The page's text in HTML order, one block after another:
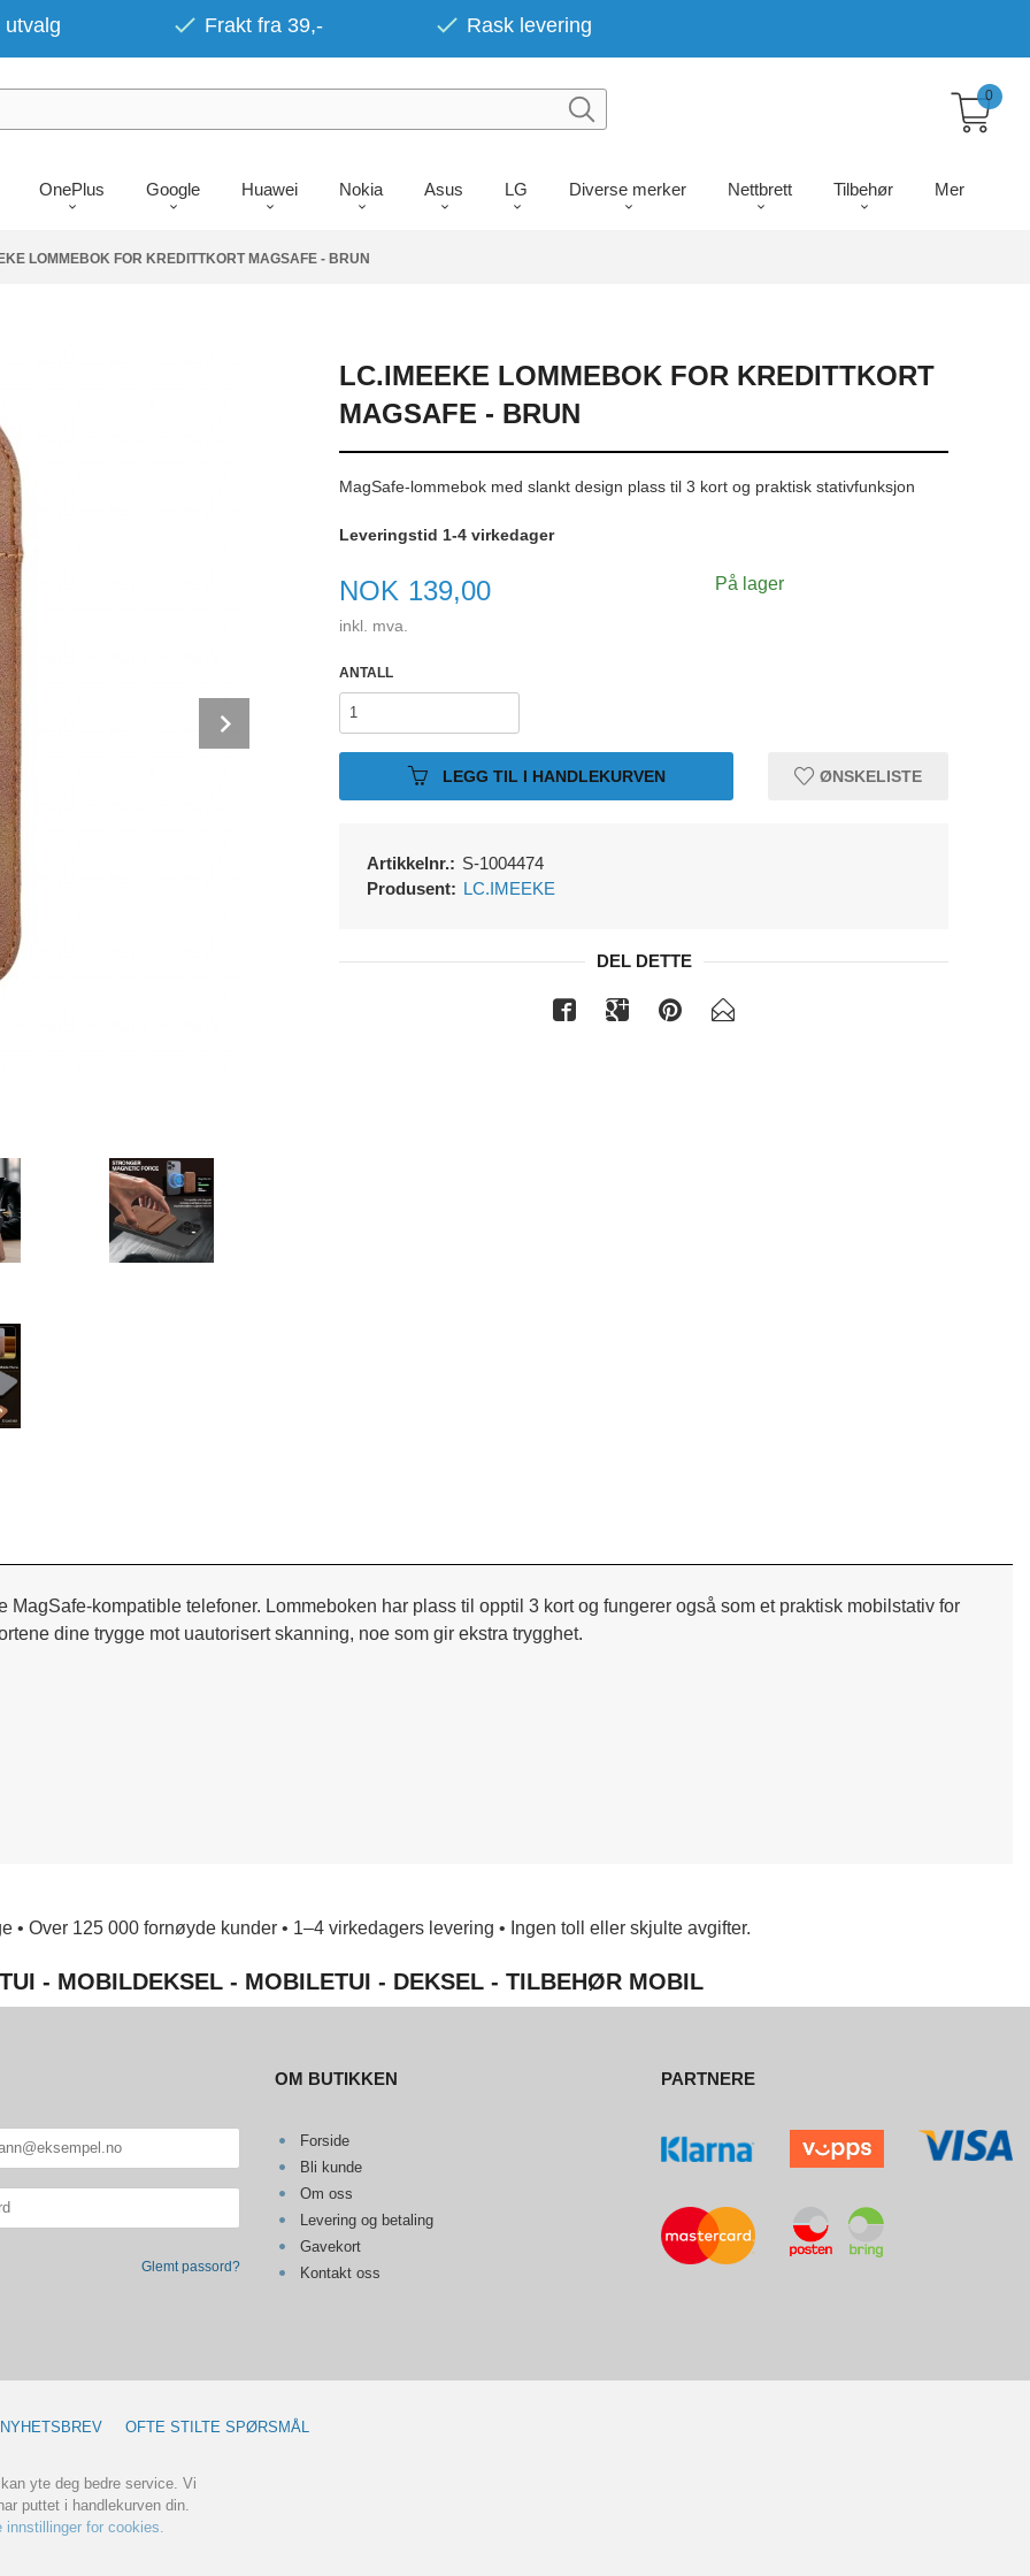
utvalg Frakt fra 39,- Rask levering
OnePlus Google Huawei Nokia Asus LG Diverse merker Nettbrett Tilbehør Mer
0
LOMMEBOK FOR KREDITTKORT MAGSAFE - BRUN
LC.IMEEKE LOMMEBOK FOR KREDITTKORT
MAGSAFE - BRUN
MagSafe-lommebok med slankt design plass til 3 kort og praktisk stativfunksjon
Leveringstid 1-4 virkedager
Pris
NOK 139,00
inkl. mva.
På lager
ANTALL
LEGG TIL I HANDLEKURVEN ØNSKELISTE
Artikkelnr.: S-1004474
Produsent: LC.IMEEKE
DEL DETTE
kompatible telefoner. Lommeboken har plass til opptil 3 kort og fungerer også som et praktisk mobilstativ for
dine trygge mot uautorisert skanning, noe som gir ekstra trygghet.
• Over 125 000 fornøyde kunder • 1–4 virkedagers levering • Ingen toll eller skjulte avgifter.
- MOBILDEKSEL - MOBILETUI - DEKSEL - TILBEHØR MOBIL
Glemt passord?
OM BUTIKKEN
Forside
Bli kunde
Om oss
Levering og betaling
Gavekort
Kontakt oss
PARTNERE
NYHETSBREV OFTE STILTE SPØRSMÅL
yte deg bedre service. Vi
puttet i handlekurven din.
innstillinger for cookies.